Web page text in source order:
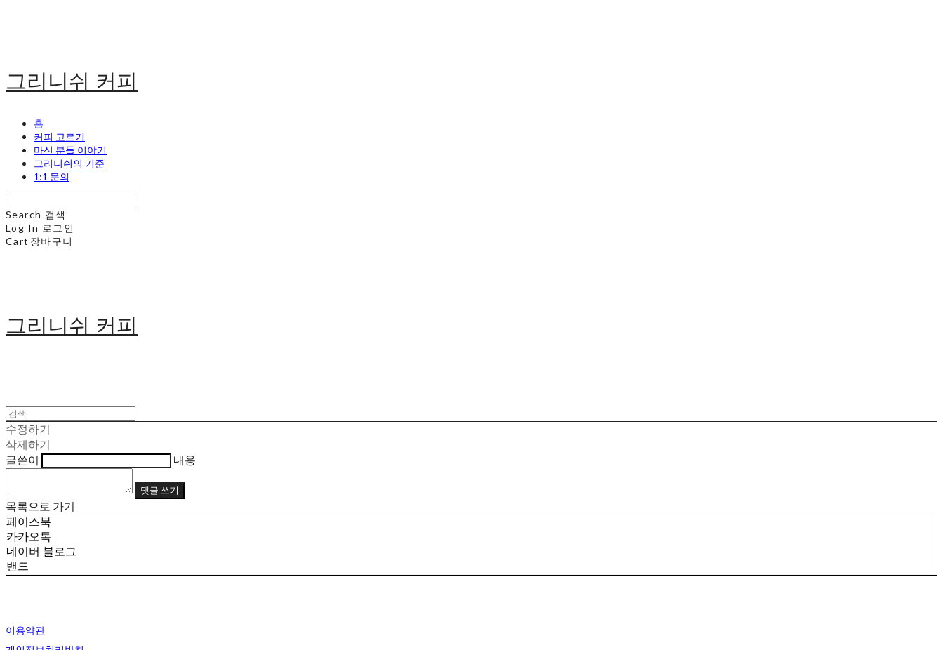
그리니쉬 커피
홈
커피 고르기
마신 분들 이야기
그리니쉬의 기준
1:1 문의
Search 검색
Log In 로그인
Cart 장바구니
그리니쉬 커피
수정하기
삭제하기
글쓴이
내용
댓글 쓰기
목록으로 가기
페이스북
카카오톡
네이버 블로그
밴드
이용약관